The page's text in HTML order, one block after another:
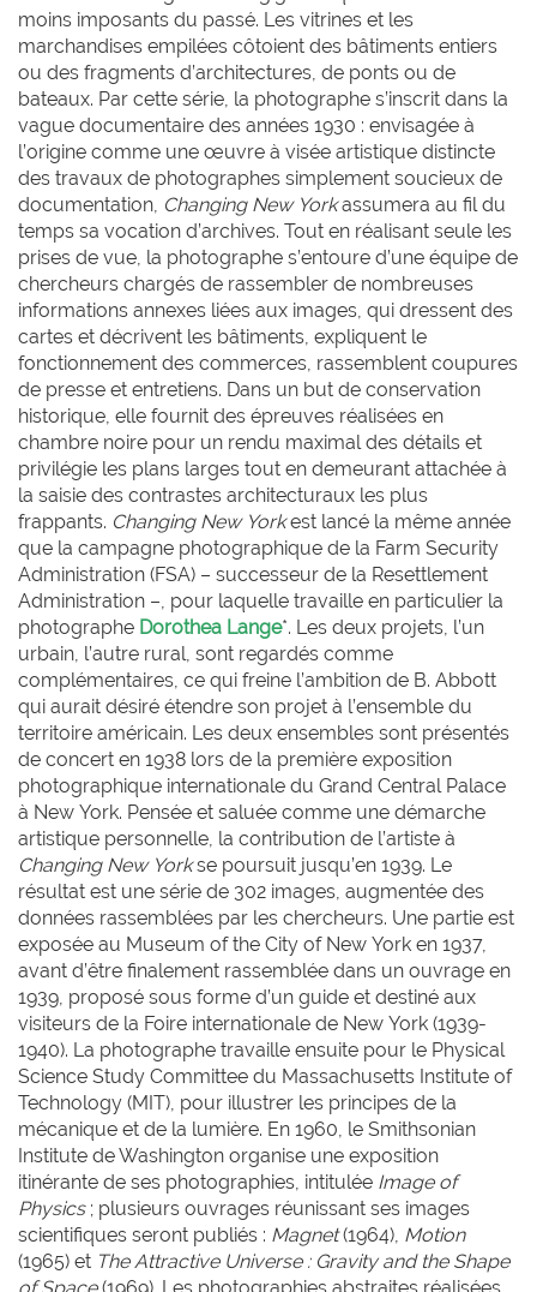
moins imposants du passé. Les vitrines et les
marchandises empilées côtoient des bâtiments entiers
ou des fragments d’architectures, de ponts ou de
bateaux. Par cette série, la photographe s’inscrit dans la
vague documentaire des années 1930 : envisagée à
l’origine comme une œuvre à visée artistique distincte
des travaux de photographes simplement soucieux de
documentation, Changing New Yorkassumera au fil du
temps sa vocation d’archives. Tout en réalisant seule les
prises de vue, la photographe s’entoure d’une équipe de
chercheurs chargés de rassembler de nombreuses
informations annexes liées aux images, qui dressent des
cartes et décrivent les bâtiments, expliquent le
fonctionnement des commerces, rassemblent coupures
de presse et entretiens. Dans un but de conservation
historique, elle fournit des épreuves réalisées en
chambre noire pour un rendu maximal des détails et
privilégie les plans larges tout en demeurant attachée à
la saisie des contrastes architecturaux les plus
frappants. Changing New Yorkest lancé la même année
que la campagne photographique de la Farm Security
Administration (FSA) – successeur de la Resettlement
Administration –, pour laquelle travaille en particulier la
photographe Dorothea Lange*. Les deux projets, l’un
urbain, l’autre rural, sont regardés comme
complémentaires, ce qui freine l’ambition de B. Abbott
qui aurait désiré étendre son projet à l’ensemble du
territoire américain. Les deux ensembles sont présentés
de concert en 1938 lors de la première exposition
photographique internationale du Grand Central Palace
à New York. Pensée et saluée comme une démarche
artistique personnelle, la contribution de l’artiste à
Changing New Yorkse poursuit jusqu’en 1939. Le
résultat est une série de 302 images, augmentée des
données rassemblées par les chercheurs. Une partie est
exposée au Museum of the City of New York en 1937,
avant d’être finalement rassemblée dans un ouvrage en
1939, proposé sous forme d’un guide et destiné aux
visiteurs de la Foire internationale de New York (1939-
1940). La photographe travaille ensuite pour le Physical
Science Study Committee du Massachusetts Institute of
Technology (MIT), pour illustrer les principes de la
mécanique et de la lumière. En 1960, le Smithsonian
Institute de Washington organise une exposition
itinérante de ses photographies, intitulée Image of
Physics; plusieurs ouvrages réunissant ses images
scientifiques seront publiés : Magnet(1964), Motion
(1965) et The Attractive Universe : Gravity and the Shape
of Space(1969). Les photographies abstraites réalisées